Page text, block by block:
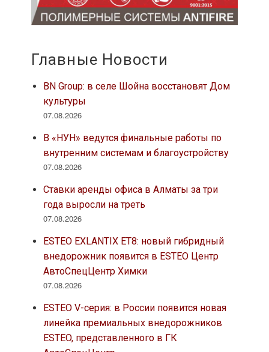
Главные Новости
BN Group: в селе Шойна восстановят Дом
культуры
07.08.2026
В «НУН» ведутся финальные работы по
внутренним системам и благоустройству
07.08.2026
Ставки аренды офиса в Алматы за три
года выросли на треть
07.08.2026
ESTEO EXLANTIX ET8: новый гибридный
внедорожник появится в ESTEO Центр
АвтоСпецЦентр Химки
07.08.2026
ESTEO V-серия: в России появится новая
линейка премиальных внедорожников
ESTEO, представленного в ГК